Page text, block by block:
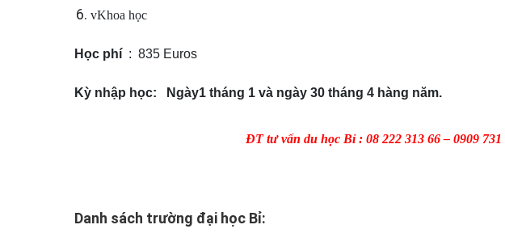
vKhoa học
Học phí : 835 Euros
Kỳ nhập học: Ngày1 tháng 1 và ngày 30 tháng 4 hàng năm.
ĐT tư vấn du học Bỉ : 08 222 313 66 – 0909 731
Danh sách trường đại học Bỉ: